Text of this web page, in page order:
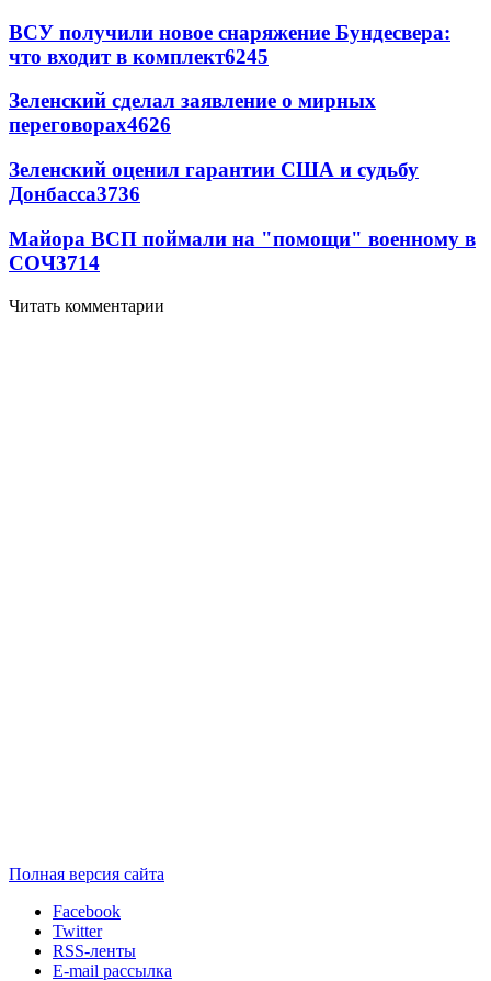
ВСУ получили новое снаряжение Бундесвера:
что входит в комплект6245
Зеленский сделал заявление о мирных
переговорах4626
Зеленский оценил гарантии США и судьбу
Донбасса3736
Майора ВСП поймали на "помощи" военному в
СОЧ3714
Читать комментарии
Полная версия сайта
Facebook
Twitter
RSS-ленты
E-mail рассылка